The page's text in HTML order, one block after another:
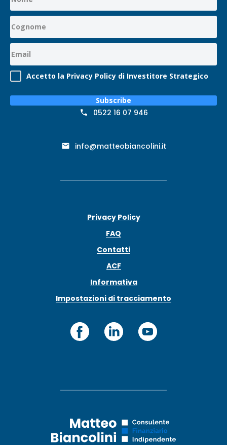
Privacy Policy
FAQ
Contatti
ACF
Informativa
Impostazioni di tracciamento
Accetto la Privacy Policy di Investitore Strategico
Subscribe
0522 16 07 946
info@matteobiancolini.it